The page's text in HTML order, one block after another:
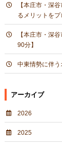
【本庄市・深
るメリットをプ
【本庄市・深
90分】
中東情勢に伴
アーカイブ
2026
2025